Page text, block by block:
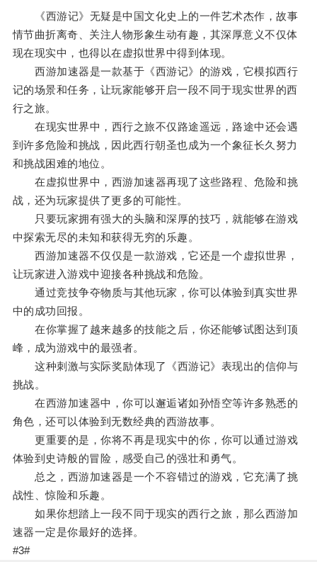
《西游记》无疑是中国文化史上的一件艺术杰作，故事
情节曲折离奇、关注人物形象生动有趣，其深厚意义不仅体
现在现实中，也得以在虚拟世界中得到体现。
西游加速器是一款基于《西游记》的游戏，它模拟西行
记的场景和任务，让玩家能够开启一段不同于现实世界的西
行之旅。
在现实世界中，西行之旅不仅路途遥远，路途中还会遇
到许多危险和挑战，因此西行朝圣也成为一个象征长久努力
和挑战困难的地位。
在虚拟世界中，西游加速器再现了这些路程、危险和挑
战，还为玩家提供了更多的可能性。
只要玩家拥有强大的头脑和深厚的技巧，就能够在游戏
中探索无尽的未知和获得无穷的乐趣。
西游加速器不仅仅是一款游戏，它还是一个虚拟世界，
让玩家进入游戏中迎接各种挑战和危险。
通过竞技争夺物质与其他玩家，你可以体验到真实世界
中的成功回报。
在你掌握了越来越多的技能之后，你还能够试图达到顶
峰，成为游戏中的最强者。
这种刺激与实际奖励体现了《西游记》表现出的信仰与
挑战。
在西游加速器中，你可以邂逅诸如孙悟空等许多熟悉的
角色，还可以体验到无数经典的西游故事。
更重要的是，你将不再是现实中的你，你可以通过游戏
体验到史诗般的冒险，感受自己的强壮和勇气。
总之，西游加速器是一个不容错过的游戏，它充满了挑
战性、惊险和乐趣。
如果你想踏上一段不同于现实的西行之旅，那么西游加
速器一定是你最好的选择。
#3#